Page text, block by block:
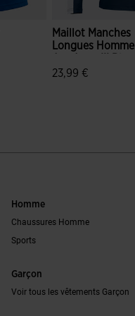
Maillot Manches
Longues Homme
Marine Blanc
23,99 €
Homme
Chaussures Homme
Sports
Garçon
Voir tous les vêtements Garçon